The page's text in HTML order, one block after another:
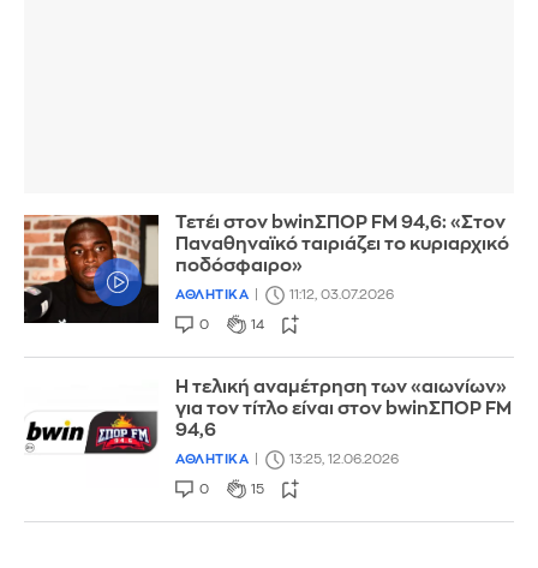
Τετέι στον bwinΣΠΟΡ FM 94,6: «Στον
Παναθηναϊκό ταιριάζει το κυριαρχικό
ποδόσφαιρο»
ΑΘΛΗΤΙΚΑ 11:12, 03.07.2026
0 14
Η τελική αναμέτρηση των «αιωνίων»
για τον τίτλο είναι στον bwinΣΠΟΡ FM
94,6
ΑΘΛΗΤΙΚΑ 13:25, 12.06.2026
0 15